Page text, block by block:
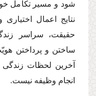
شود و مسیر تكامل خود
نتایج اعمال
حقیقت، سراسر
ساختن و پرداختن
آخرین لحظات
انجام وظیفه نیست.